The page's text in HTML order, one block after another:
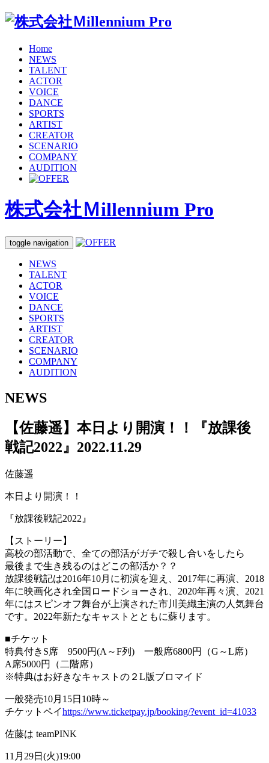
Home
NEWS
TALENT
ACTOR
VOICE
DANCE
SPORTS
ARTIST
CREATOR
SCENARIO
COMPANY
AUDITION
株式会社Ｍillennium Pro
toggle navigation
NEWS
TALENT
ACTOR
VOICE
DANCE
SPORTS
ARTIST
CREATOR
SCENARIO
COMPANY
AUDITION
NEWS
【佐藤遥】本日より開演！！『放課後
戦記2022』 2022.11.29
佐藤遥
本日より開演！！
『放課後戦記2022』
【ストーリー】
高校の部活動で、全ての部活がガチで殺し合いをしたら
最後まで生き残るのはどこの部活か？？
放課後戦記は2016年10月に初演を迎え、2017年に再演、2018
年に映画化され全国ロードショーされ、2020年再々演、2021
年にはスピンオフ舞台が上演された市川美織主演の人気舞台
です。2022年新たなキャストとともに蘇ります。
■チケット
特典付きS席 9500円(A～F列) 一般席6800円（G～L席）
A席5000円（二階席）
※特典はお好きなキャストの２L版ブロマイド
一般発売10月15日10時～
チケットペイhttps://www.ticketpay.jp/booking/?event_id=41033
佐藤は teamPINK
11月29日(火)19:00